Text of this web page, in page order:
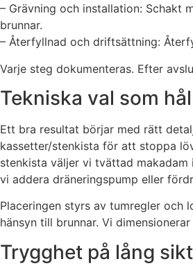
– Grävning och installation: Schakt
brunnar.
– Återfyllnad och driftsättning:
Varje steg dokumenteras. Efter
Tekniska val som
Ett bra resultat börjar med rätt
kassetter/stenkista för att stoppa
stenkista väljer vi tvättad
vi addera dräneringspump eller
Placeringen styrs av tumregler och
hänsyn till brunnar. Vi
Trygghet på lång